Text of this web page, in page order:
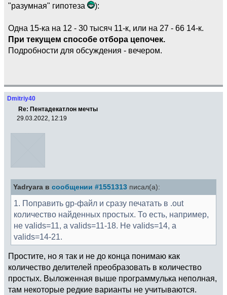
"разумная" гипотеза
):
Одна 15-ка на 12 - 30 тысяч 11-к, или на 27 - 66 14-к.
При текущем способе отбора цепочек.
Подробности для обсуждения - вечером.
Dmitriy40
Re: Пентадекатлон мечты
29.03.2022, 12:19
Yadryara в сообщении #1551313 писал(а):
1. Поправить gp-файл и сразу печатать в .out
количество найденных простых. То есть, например,
не valids=11, а valids=11-18. Не valids=14, а
valids=14-21.
Простите, но я так и не до конца понимаю как
количество делителей преобразовать в количество
простых. Выложенная выше программулька неполная,
там некоторые редкие варианты не учитываются.